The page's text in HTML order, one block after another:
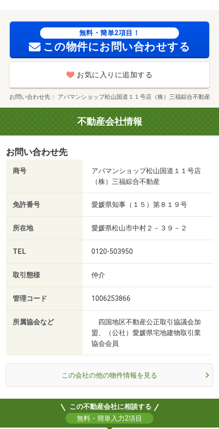
２５ｍ／ファミリーマート松山平和通五丁目店（コンビ
ニ）まで４９９ｍ／ローソン（コンビニ）まで５４６ｍ／
マルナカ若草店（スーパー）まで５４６ｍ/賃貸戸数:13戸
無料・簡単2項目！
この物件にお問い合わせする
お気に入りに追加する
お問い合わせ先 アパマンショップ松山国道１１号店（株）三福綜合不動産
不動産会社情報
お問い合わせ先
商号
アパマンショップ松山国道１１号店
（株）三福綜合不動産
免許番号 愛媛県知事（１５）第８１９号
所在地 愛媛県松山市中村２－３９－２
TEL 0120-503950
取引態様 仲介
管理コード 1006253866
所属協会など
四国地区不動産公正取引協議会加
盟、（公社）愛媛県宅地建物取引業
協会会員
この会社の他の物件情報を見る
この不動産会社に相談する
無料・簡単入力2項目